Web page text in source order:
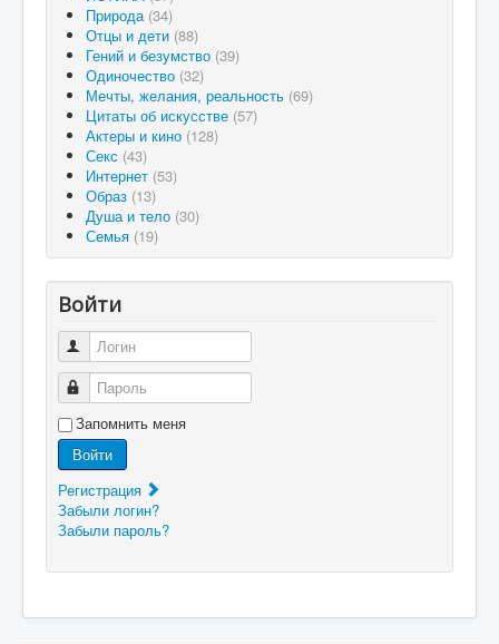
Природа (34)
Отцы и дети (88)
Гений и безумство (39)
Одиночество (32)
Мечты, желания, реальность (69)
Цитаты об искусстве (57)
Актеры и кино (128)
Секс (43)
Интернет (53)
Образ (13)
Душа и тело (30)
Семья (19)
Войти
Логин
Пароль
Запомнить меня
Войти
Регистрация
Забыли логин?
Забыли пароль?